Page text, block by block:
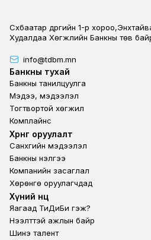
Сүхбаатар дүүргийн 1-р
Худалдаа Хөгжлийн Банкны төв
info@tdbm.mn
Footer
Банкны тухай
Банкны танилцуулга
Мэдээ, мэдээлэл
Тогтвортой хөгжил
Комплайнс
Footer third
Хөрөнгө оруулалт
Санхүүгийн мэдээлэл
Банкны үнэлгээ
Компанийн засаглал
Хөрөнгө оруулагчдад
Footer second
Хүний нөөц
Яагаад ТиДиБи гэж?
Нээлттэй ажлын байр
Шинэ талент